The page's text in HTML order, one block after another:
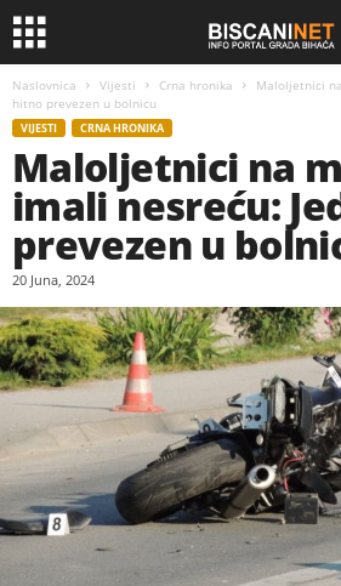
Naslovnica Vijesti Crna hronika
Maloljetnici
hitno prevezen u bolnicu
VIJESTI CRNA HRONIKA
Maloljetnici na
imali nesreću:
prevezen u
20 Juna, 2024